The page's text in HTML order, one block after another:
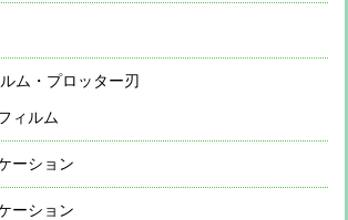
ム・プロッター刃
ィルム
ーション
ーション